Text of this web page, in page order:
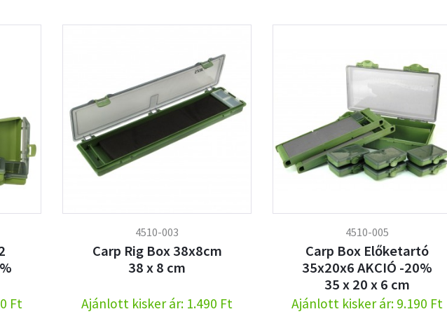
Ft
4510-003
Carp Rig Box 38x8cm
38 x 8 cm
Ajánlott kisker ár: 1.490 Ft
4510-005
Carp Box Előketartó
35x20x6 AKCIÓ -20%
35 x 20 x 6 cm
Ajánlott kisker ár: 9.190 Ft